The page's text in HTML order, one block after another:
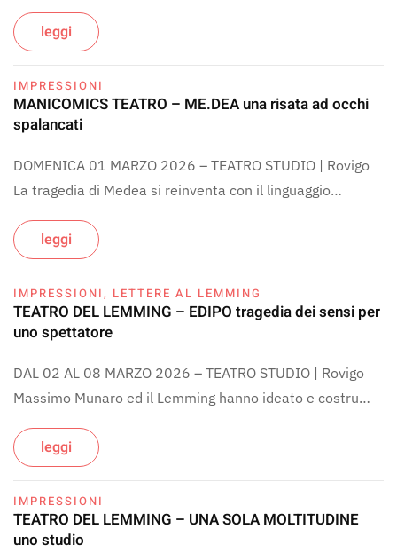
leggi
IMPRESSIONI
MANICOMICS TEATRO – ME.DEA una risata ad occhi
spalancati
DOMENICA 01 MARZO 2026 – TEATRO STUDIO | Rovigo
La tragedia di Medea si reinventa con il linguaggio…
leggi
IMPRESSIONI, LETTERE AL LEMMING
TEATRO DEL LEMMING – EDIPO tragedia dei sensi per
uno spettatore
DAL 02 AL 08 MARZO 2026 – TEATRO STUDIO | Rovigo
Massimo Munaro ed il Lemming hanno ideato e costru…
leggi
IMPRESSIONI
TEATRO DEL LEMMING – UNA SOLA MOLTITUDINE
uno studio